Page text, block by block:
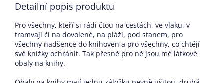
Detailní popis produktu
Pro všechny, kteří si rádi čtou na cestách, ve vlaku, v
tramvaji či na dovolené, na pláži, pod stanem, pro
všechny nadšence do knihoven a pro všechny, co chtějí
své knížky ochránit. Tak přesně pro ně jsou mé látkové
obaly na knihy.